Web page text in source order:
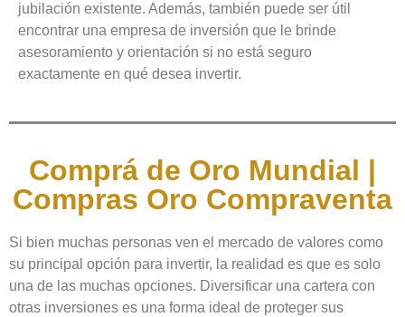
jubilación existente. Además, también puede ser útil
encontrar una empresa de inversión que le brinde
asesoramiento y orientación si no está seguro
exactamente en qué desea invertir.
Comprá de Oro Mundial |
Compras Oro Compraventa
Si bien muchas personas ven el mercado de valores como
su principal opción para invertir, la realidad es que es solo
una de las muchas opciones. Diversificar una cartera con
otras inversiones es una forma ideal de proteger sus